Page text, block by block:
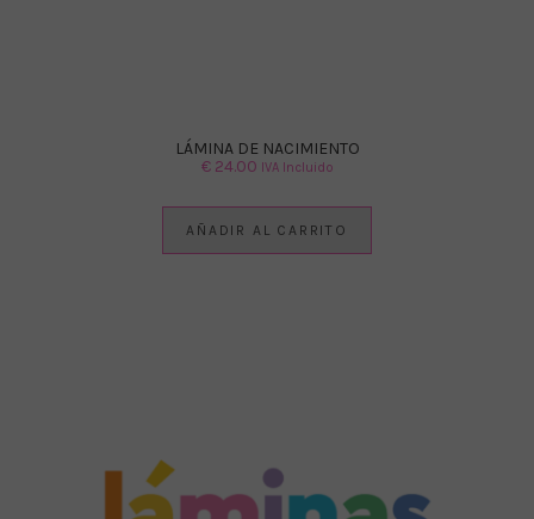
LÁMINA DE NACIMIENTO
€24.00 IVA Incluido
AÑADIR AL CARRITO